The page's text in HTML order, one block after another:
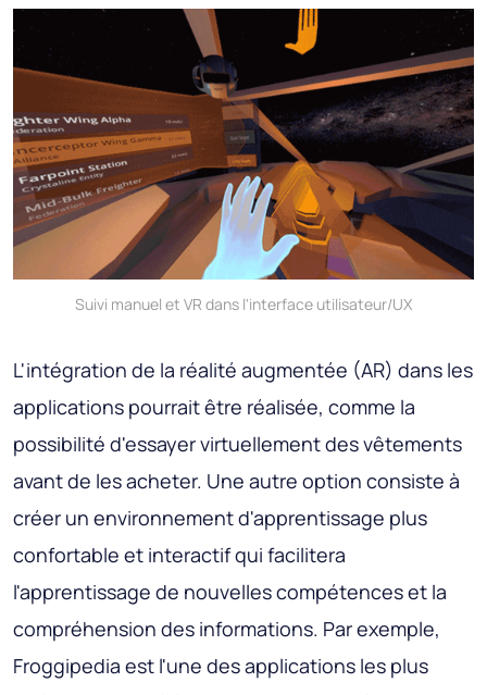
Suivi manuel et VR dans l'interface utilisateur/UX
L'intégration de la réalité augmentée (AR) dans les
applications pourrait être réalisée, comme la
possibilité d'essayer virtuellement des vêtements
avant de les acheter. Une autre option consiste à
créer un environnement d'apprentissage plus
confortable et interactif qui facilitera
l'apprentissage de nouvelles compétences et la
compréhension des informations. Par exemple,
Froggipedia est l'une des applications les plus